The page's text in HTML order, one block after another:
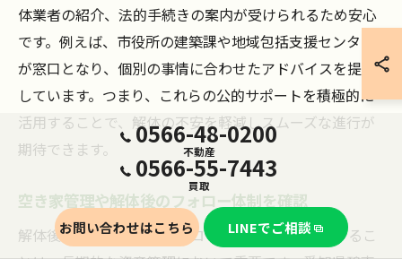
体業者の紹介、法的手続きの案内が受けられるため安心
です。例えば、市役所の建築課や地域包括支援センター
が窓口となり、個別の事情に合わせたアドバイスを提供
しています。つまり、これらの公的サポートを積極的に
活用することで、解体の不安を軽減しスムーズな進行が
期待できます。
空き家管理や解体後のフォロー体制を確認
解体後の空き家管理やフォロー体制を事前に確認するこ
0566-48-0200
不動産
0566-55-7443
買取
お問い合わせはこちら LINEでご相談